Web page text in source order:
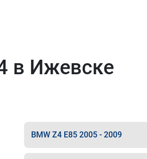
в Ижевске
BMW Z4 E85 2005 - 2009